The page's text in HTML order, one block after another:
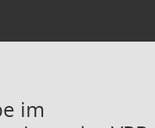
im